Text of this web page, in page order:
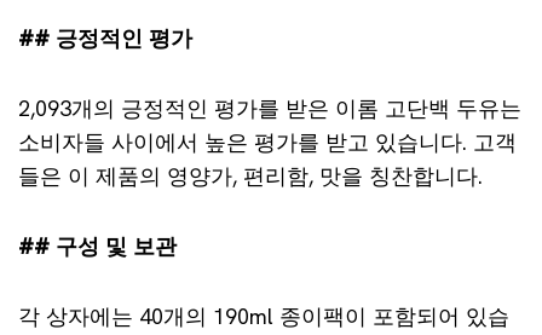
## 긍정적인 평가
2,093개의 긍정적인 평가를 받은 이롬 고단백 두유는
소비자들 사이에서 높은 평가를 받고 있습니다. 고객
들은 이 제품의 영양가, 편리함, 맛을 칭찬합니다.
## 구성 및 보관
각 상자에는 40개의 190ml 종이팩이 포함되어 있습